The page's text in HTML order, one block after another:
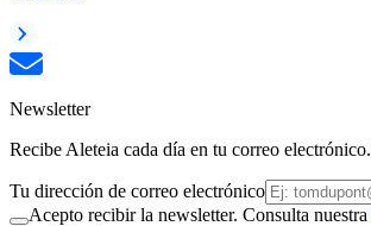
Newsletter
Recibe Aleteia cada día en tu correo electrónico.
Tu dirección de correo electrónico
Acepto recibir la newsletter. Consulta nuestra